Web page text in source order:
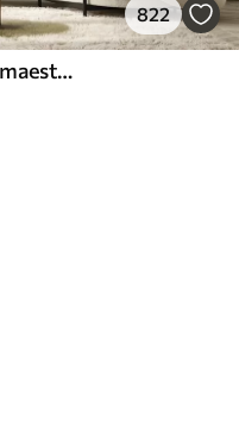
822
Sentiero nel bosco tra alberi maestosi in stile acquerello